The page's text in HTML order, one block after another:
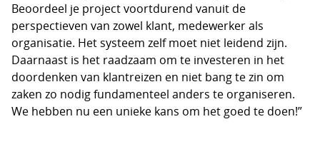
Beoordeel je project voortdurend vanuit de
perspectieven van zowel klant, medewerker als
organisatie. Het systeem zelf moet niet leidend zijn.
Daarnaast is het raadzaam om te investeren in het
doordenken van klantreizen en niet bang te zin om
zaken zo nodig fundamenteel anders te organiseren.
We hebben nu een unieke kans om het goed te doen!”